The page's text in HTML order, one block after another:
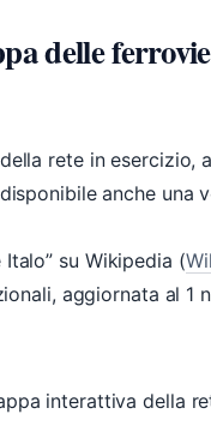
delle
rete in esercizio,
anche una
Italo” su Wikipedia (
aggiornata al 1
interattiva della